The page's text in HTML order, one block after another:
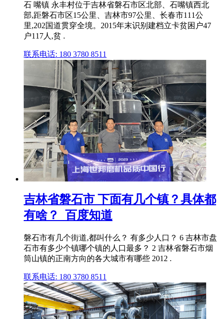
石 嘴镇 永丰村位于吉林省磐石市区北部、石嘴镇西北
部,距磐石市区15公里、吉林市97公里、长春市111公
里,202国道贯穿全境。2015年末识别建档立卡贫困户47
户117人,贫 .
联系电话: 180 3780 8511
吉林省磐石市 下面有几个镇？具体都
有啥？_百度知道
磐石市有几个街道,都叫什么？ 有多少人口？ 6 吉林市盘
石市有多少个镇哪个镇的人口最多？ 2 吉林省磐石市烟
筒山镇的正南方向的各大城市有哪些 2012 .
联系电话: 180 3780 8511